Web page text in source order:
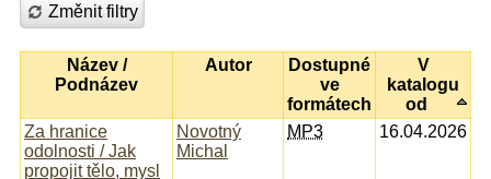
Změnit filtry
Název /
Podnázev
Autor
Dostupné
ve
formátech
V
katalogu
od
Za hranice
odolnosti / Jak
propojit tělo, mysl
Novotný
Michal
MP3 16.04.2026